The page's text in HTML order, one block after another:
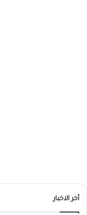
أخر الاخبار